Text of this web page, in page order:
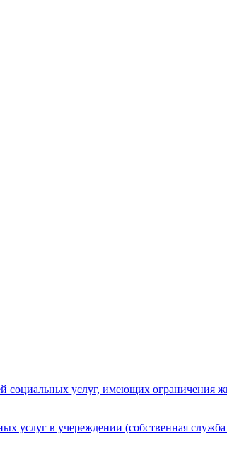
услуг, имеющих ограничения
услуг в учереждении (собственная